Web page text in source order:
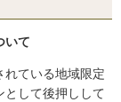
いて
ている地域限定
として後押しして